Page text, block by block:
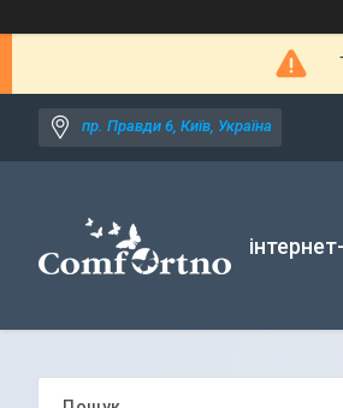
пр. Правди 6, Київ, Україна